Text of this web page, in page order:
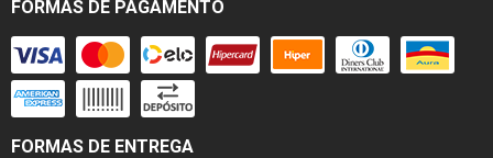
FORMAS DE PAGAMENTO
FORMAS DE ENTREGA